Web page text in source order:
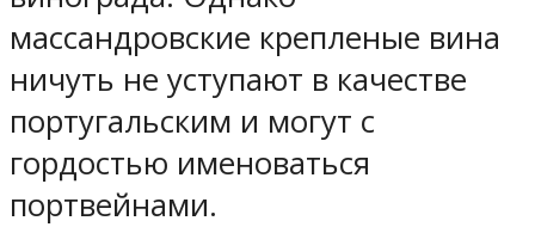
массандровские крепленые вина
ничуть не уступают в качестве
португальским и могут с
гордостью именоваться
портвейнами.